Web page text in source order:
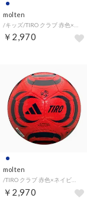
molten
￥2,970
molten
￥2,970